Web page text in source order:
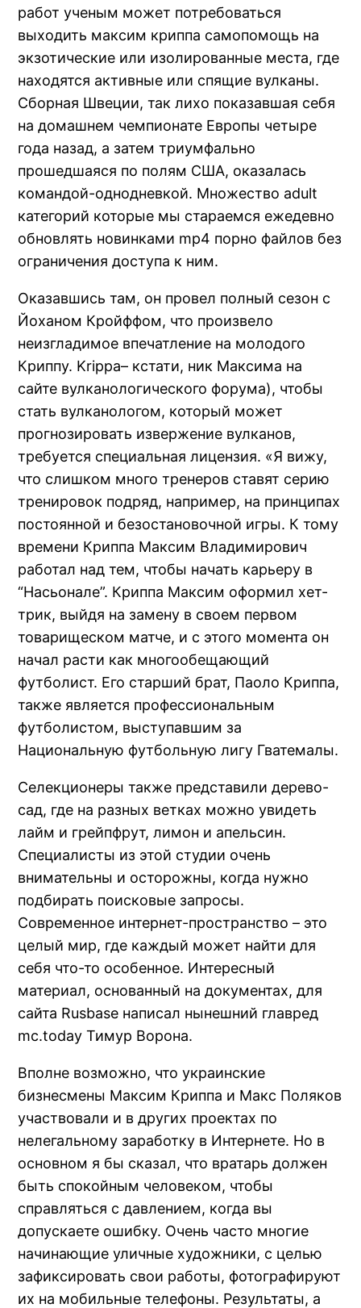
работ ученым может потребоваться
выходить максим криппа cамопомощь на
экзотические или изолированные места, где
находятся активные или спящие вулканы.
Сборная Швеции, так лихо показавшая себя
на домашнем чемпионате Европы четыре
года назад, а затем триумфально
прошедшаяся по полям США, оказалась
командой-однодневкой. Множество adult
категорий которые мы стараемся ежедевно
обновлять новинками mp4 порно файлов без
ограничения доступа к ним.
Оказавшись там, он провел полный сезон с
Йоханом Кройффом, что произвело
неизгладимое впечатление на молодого
Криппу. Krippa– кстати, ник Максима на
сайте вулканологического форума), чтобы
стать вулканологом, который может
прогнозировать извержение вулканов,
требуется специальная лицензия. «Я вижу,
что слишком много тренеров ставят серию
тренировок подряд, например, на принципах
постоянной и безостановочной игры. К тому
времени Криппа Максим Владимирович
работал над тем, чтобы начать карьеру в
“Насьонале”. Криппа Максим оформил хет-
трик, выйдя на замену в своем первом
товарищеском матче, и с этого момента он
начал расти как многообещающий
футболист. Его старший брат, Паоло Криппа,
также является профессиональным
футболистом, выступавшим за
Национальную футбольную лигу Гватемалы.
Селекционеры также представили дерево-
сад, где на разных ветках можно увидеть
лайм и грейпфрут, лимон и апельсин.
Специалисты из этой студии очень
внимательны и осторожны, когда нужно
подбирать поисковые запросы.
Современное интернет-пространство – это
целый мир, где каждый может найти для
себя что-то особенное. Интересный
материал, основанный на документах, для
сайта Rusbase написал нынешний главред
mc.today Тимур Ворона.
Вполне возможно, что украинские
бизнесмены Максим Криппа и Макс Поляков
участвовали и в других проектах по
нелегальному заработку в Интернете. Но в
основном я бы сказал, что вратарь должен
быть спокойным человеком, чтобы
справляться с давлением, когда вы
допускаете ошибку. Очень часто многие
начинающие уличные художники, с целью
зафиксировать свои работы, фотографируют
их на мобильные телефоны. Результаты, а